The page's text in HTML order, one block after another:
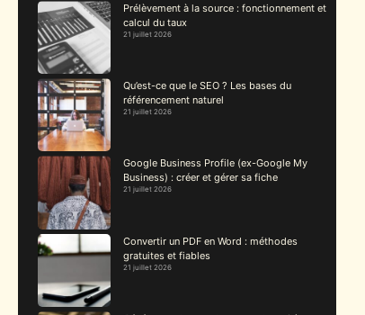
Prélèvement à la source : fonctionnement et
calcul du taux
21 juillet 2026
Qu’est-ce que le SEO ? Les bases du
référencement naturel
21 juillet 2026
Google Business Profile (ex-Google My
Business) : créer et gérer sa fiche
21 juillet 2026
Convertir un PDF en Word : méthodes
gratuites et fiables
21 juillet 2026